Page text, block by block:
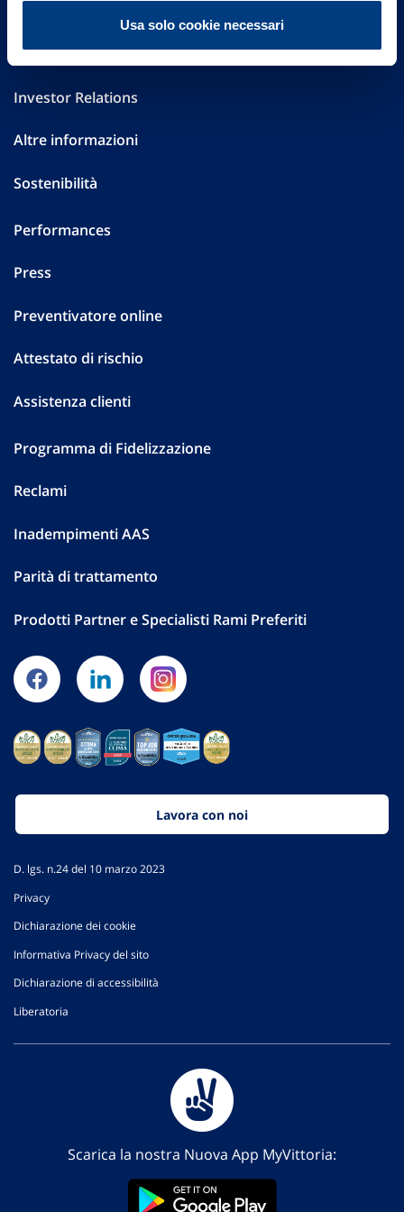
Usa solo cookie necessari
Governance
Investor Relations
Altre informazioni
Sostenibilità
Performances
Press
Preventivatore online
Attestato di rischio
Assistenza clienti
Programma di Fidelizzazione
Reclami
Inadempimenti AAS
Parità di trattamento
Prodotti Partner e Specialisti Rami Preferiti
Lavora con noi
D. lgs. n.24 del 10 marzo 2023
Privacy
Dichiarazione dei cookie
Informativa Privacy del sito
Dichiarazione di accessibilità
Liberatoria
Scarica la nostra Nuova App MyVittoria: